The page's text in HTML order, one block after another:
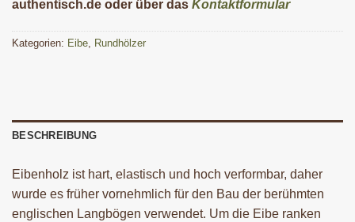
authentisch.de oder über das Kontaktformular
Kategorien: Eibe Rundhölzer
BESCHREIBUNG
Eibenholz ist hart, elastisch und hoch verformbar, daher
wurde es früher vornehmlich für den Bau der berühmten
englischen Langbögen verwendet. Um die Eibe ranken